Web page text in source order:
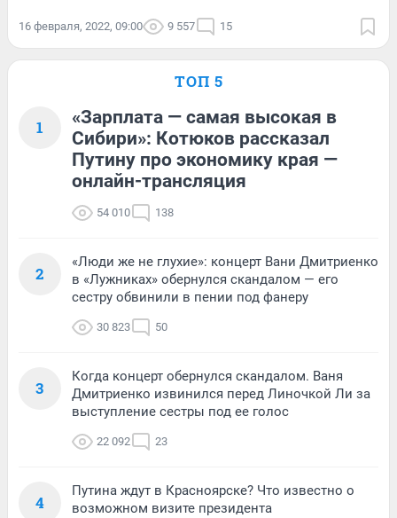
16 февраля, 2022, 09:00 9 557 15
ТОП 5
1
«Зарплата — самая высокая в
Сибири»: Котюков рассказал
Путину про экономику края —
онлайн-трансляция
54 010 138
2
«Люди же не глухие»: концерт Вани Дмитриенко
в «Лужниках» обернулся скандалом — его
сестру обвинили в пении под фанеру
30 823 50
3
Когда концерт обернулся скандалом. Ваня
Дмитриенко извинился перед Линочкой Ли за
выступление сестры под ее голос
22 092 23
4
Путина ждут в Красноярске? Что известно о
возможном визите президента